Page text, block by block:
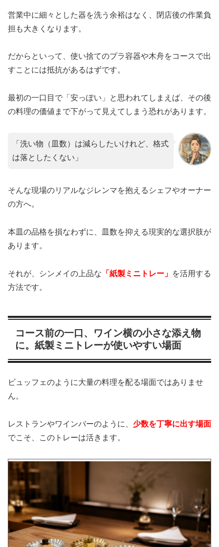
営業中に細々とした器を洗う余裕はなく、閉店後の作業負
担も大きくなります。
だからといって、使い捨てのプラ容器や木舟をコースで出
すことには抵抗があるはずです。
最初の一口目で「安っぽい」と思われてしまえば、その後
の料理の価値まで下がって見えてしまう恐れがあります。
「洗い物（皿数）は減らしたいけれど、格式
は落としたくない」
そんな現場のリアルなジレンマを抱えるシェフやオーナー
の方へ。
本皿の品格を損なわずに、皿数を抑える現実的な選択肢が
あります。
それが、シンメイの上品な 「紙製ミニトレー」 を活用する
方法です。
コース前の一口、ワイン横の小さな添え物
に。紙製ミニトレーが使いやすい場面
ビュッフェのように大量の料理を配る場面ではありませ
ん。
レストランやワインバーのように、 少数を丁寧に出す場面
でこそ、このトレーは活きます。